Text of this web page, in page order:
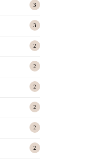
3
3
2
2
2
2
2
2